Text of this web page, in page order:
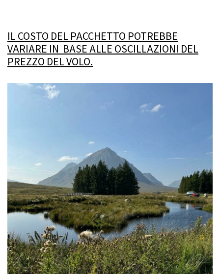
IL COSTO DEL PACCHЕTTO POTREBBE
VARIARE IN BASE ALLE OSCILLAZIONI DEL
PREZZO DEL VOLO.